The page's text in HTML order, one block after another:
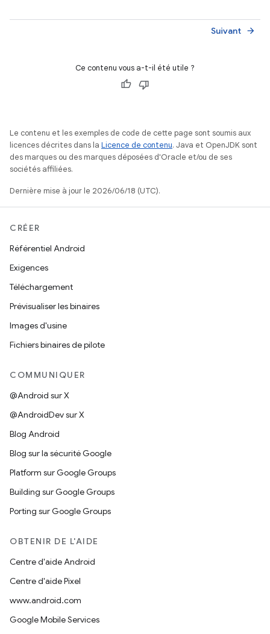
Suivant arrow_forward
Ce contenu vous a-t-il été utile ?
Le contenu et les exemples de code de cette page sont soumis aux
licences décrites dans la Licence de contenu. Java et OpenJDK sont
des marques ou des marques déposées d'Oracle et/ou de ses
sociétés affiliées.
Dernière mise à jour le 2026/06/18 (UTC).
CRÉER
Référentiel Android
Exigences
Téléchargement
Prévisualiser les binaires
Images d'usine
Fichiers binaires de pilote
COMMUNIQUER
@Android sur X
@AndroidDev sur X
Blog Android
Blog sur la sécurité Google
Platform sur Google Groups
Building sur Google Groups
Porting sur Google Groups
OBTENIR DE L'AIDE
Centre d'aide Android
Centre d'aide Pixel
www.android.com
Google Mobile Services